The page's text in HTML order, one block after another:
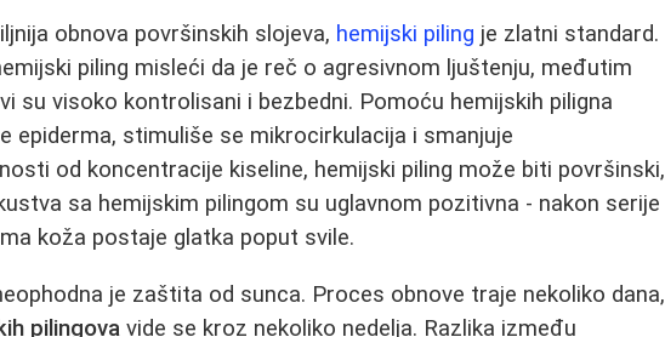
obnova površinskih slojeva, hemijski piling je zlatni standard.
piling misleći da je reč o agresivnom ljuštenju, međutim
su visoko kontrolisani i bezbedni. Pomoću hemijskih piligna
epiderma, stimuliše se mikrocirkulacija i smanjuje
od koncentracije kiseline, hemijski piling može biti površinski,
sa hemijskim pilingom su uglavnom pozitivna - nakon serije
koža postaje glatka poput svile.
je zaštita od sunca. Proces obnove traje nekoliko dana,
pilingova vide se kroz nekoliko nedelja. Razlika između